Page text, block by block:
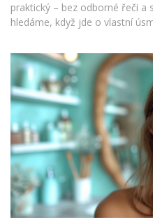
praktický – bez odborné řeči a
hledáme, když jde o vlastní